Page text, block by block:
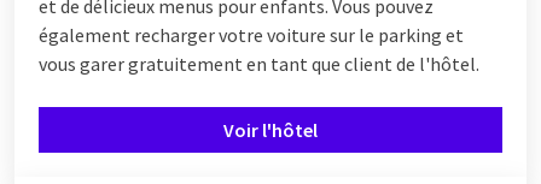
et de délicieux menus pour enfants. Vous pouvez
également recharger votre voiture sur le parking et
vous garer gratuitement en tant que client de l'hôtel.
Voir l'hôtel